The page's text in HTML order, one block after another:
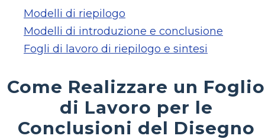
Modelli di riepilogo
Modelli di introduzione e conclusione
Fogli di lavoro di riepilogo e sintesi
Come Realizzare un Foglio
di Lavoro per le
Conclusioni del Disegno